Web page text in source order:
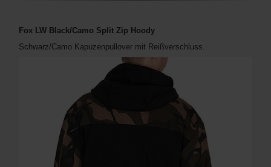
Fox LW Black/Camo Split Zip Hoody
Schwarz/Camo Kapuzenpullover mit Reißverschluss.